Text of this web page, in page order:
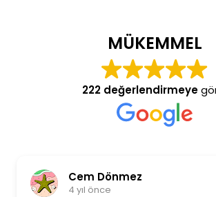
MÜKEMMEL
222 değerlendirmeye
Cem Dönmez
4 yıl önce